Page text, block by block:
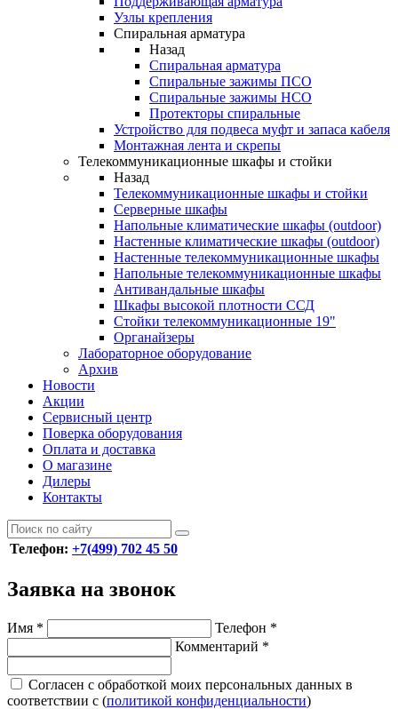
Узлы крепления
Спиральная арматура
Назад
Спиральная арматура
Спиральные зажимы ПСО
Спиральные зажимы НСО
Протекторы спиральные
Устройство для подвеса муфт и запаса кабеля
Монтажная лента и скрепы
Телекоммуникационные шкафы и стойки
Назад
Телекоммуникационные шкафы и стойки
Серверные шкафы
Напольные климатические шкафы (outdoor)
Настенные климатические шкафы (outdoor)
Настенные телекоммуникационные шкафы
Напольные телекоммуникационные шкафы
Антивандальные шкафы
Шкафы высокой плотности ССД
Стойки телекоммуникационные 19"
Органайзеры
Лабораторное оборудование
Архив
Новости
Акции
Сервисный центр
Поверка оборудования
Оплата и доставка
О магазине
Дилеры
Контакты
Телефон: +7(499) 702 45 50
Заявка на звонок
Имя * Телефон *
Комментарий *
Согласен с обработкой моих персональных данных в
соответствии с (политикой конфиденциальности)